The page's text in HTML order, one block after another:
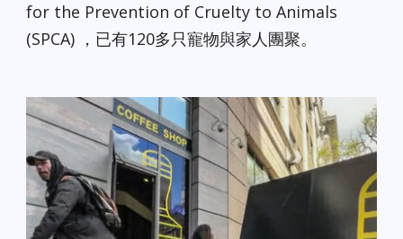
for the Prevention of Cruelty to Animals
(SPCA) ，已有120多只寵物與家人團聚。